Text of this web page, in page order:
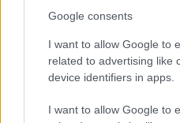
Google consents
I want to allow Google to
related to advertising like
device identifiers in apps.
I want to allow Google to